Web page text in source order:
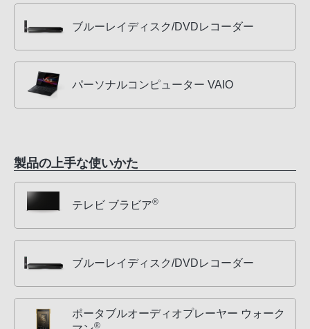
ブルーレイディスク/DVDレコーダー
パーソナルコンピューター VAIO
製品の上手な使いかた
テレビ ブラビア®
ブルーレイディスク/DVDレコーダー
ポータブルオーディオプレーヤー ウォーク
®